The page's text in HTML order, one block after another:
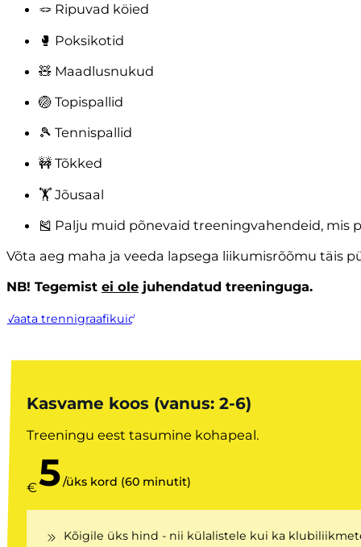
🪢 Ripuvad köied
🥊 Poksikotid
🧸 Maadlusnukud
🏐 Topispallid
🎾 Tennispallid
🚧 Tõkked
🏋️ Jõusaal
🎽 Palju muid põnevaid treeningvahendeid, mis
Võta aeg maha ja veeda lapsega liikumisrõõmu täis
NB! Tegemist ei ole juhendatud treeninguga.
Vaata trennigraafikuid
Kasvame koos (vanus: 2-6)
Treeningu eest tasumine kohapeal.
€5/üks kord (60 minutit)
Kõigile üks hind - nii külalistele kui ka